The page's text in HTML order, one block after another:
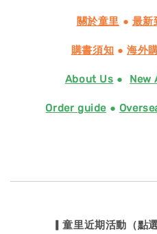
關於童里 ● 最新
購書須知 ● 海外
About Us ● New
Order guide ●
▎童里近期活動（點